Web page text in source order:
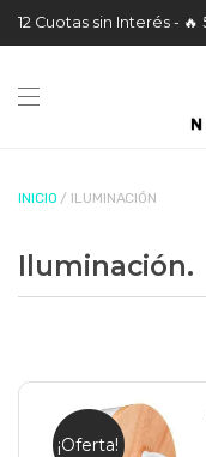
INICIO / ILUMINACIÓN
Iluminación.
¡Oferta!